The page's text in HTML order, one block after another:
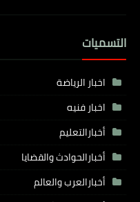
التسميات
اخبار الرياضة
اخبار فنيه
أخبارالتعليم
أخبارالحوادث والقضايا
أخبارالعرب والعالم